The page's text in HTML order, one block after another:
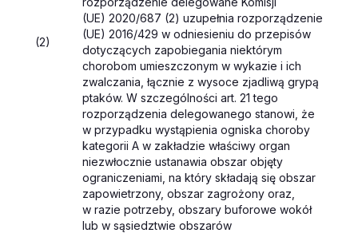
(2)
(UE) 2020/687 (2) uzupełnia rozporządzenie
(UE) 2016/429 w odniesieniu do przepisów
dotyczących zapobiegania niektórym
chorobom umieszczonym w wykazie i ich
zwalczania, łącznie z wysoce zjadliwą grypą
ptaków. W szczególności art. 21 tego
rozporządzenia delegowanego stanowi, że
w przypadku wystąpienia ogniska choroby
kategorii A w zakładzie właściwy organ
niezwłocznie ustanawia obszar objęty
ograniczeniami, na który składają się obszar
zapowietrzony, obszar zagrożony oraz,
w razie potrzeby, obszary buforowe wokół
lub w sąsiedztwie obszarów